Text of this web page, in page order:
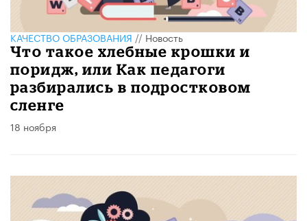
КАЧЕСТВО ОБРАЗОВАНИЯ//Новость
Что такое хлебные крошки и
поридж, или Как педагоги
разбирались в подростковом
сленге
18 ноября